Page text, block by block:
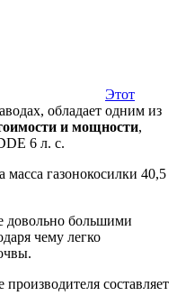
Этот
обладает одним из
и мощности,
6 л. с.
газонокосилки 40,5
довольно большими
чему легко
производителя составляет